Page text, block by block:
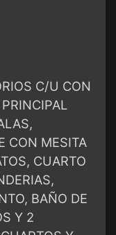
C/U CON
CON MESITA
CUARTO
BAÑO DE
Y 2